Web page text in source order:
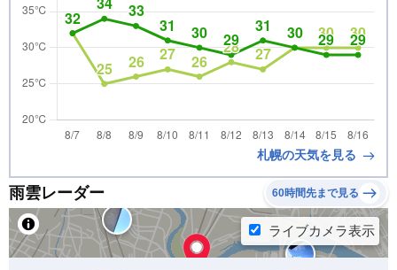
札幌の天気を見る
雨雲レーダー 60時間先まで見る